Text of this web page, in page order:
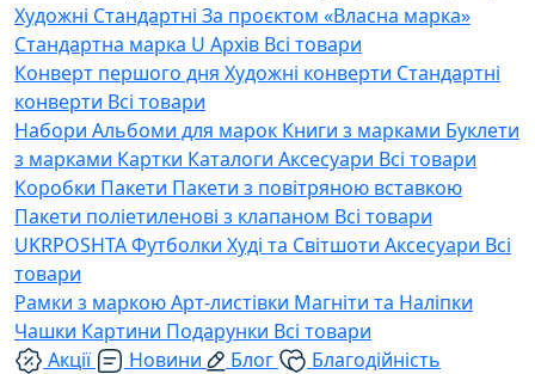
Художні Стандартні За проєктом «Власна марка»
Стандартна марка U Архів Всі товари
Конверт першого дня Художні конверти Стандартні
конверти Всі товари
Набори Альбоми для марок Книги з марками Буклети
з марками Картки Каталоги Аксесуари Всі товари
Коробки Пакети Пакети з повітряною вставкою
Пакети поліетиленові з клапаном Всі товари
UKRPOSHTAФутболки Худі та Світшоти Аксесуари Всі
товари
Рамки з маркоюАрт-листівки Магніти та Наліпки
Чашки Картини Подарунки Всі товари
Акції
Новини Блог
Благодійність